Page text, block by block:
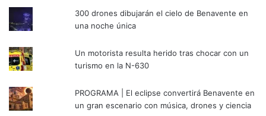
300 drones dibujarán el cielo de Benavente en
una noche única
Un motorista resulta herido tras chocar con un
turismo en la N-630
PROGRAMA | El eclipse convertirá Benavente en
un gran escenario con música, drones y ciencia